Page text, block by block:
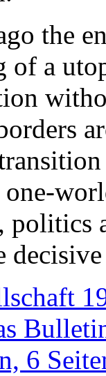
the
of a
politics
6